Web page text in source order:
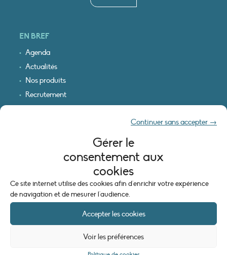
Gérer le
consentement aux
cookies
Ce site internet utilise des cookies afin d'enrichir votre expérience
de navigation et de mesurer l'audience.
Accepter les cookies
Continuer sans accepter →
Voir les préférences
EN BREF
Agenda
Actualités
Nos produits
Recrutement
INFORMATIONS LÉGALES
Mentions légales
Politique de cookies (UE)